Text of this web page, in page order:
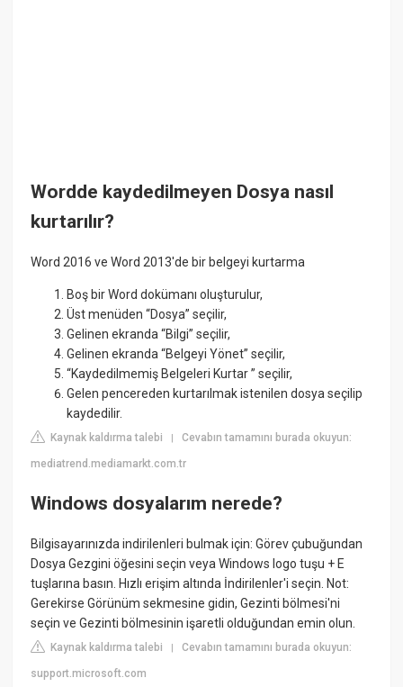
Wordde kaydedilmeyen Dosya nasıl
kurtarılır?
Word 2016 ve Word 2013'de bir belgeyi kurtarma
Boş bir Word dokümanı oluşturulur,
Üst menüden “Dosya” seçilir,
Gelinen ekranda “Bilgi” seçilir,
Gelinen ekranda “Belgeyi Yönet” seçilir,
“Kaydedilmemiş Belgeleri Kurtar ” seçilir,
Gelen pencereden kurtarılmak istenilen dosya seçilip
kaydedilir.
Kaynak kaldırma talebi |Cevabın tamamını burada okuyun:
mediatrend.mediamarkt.com.tr
Windows dosyalarım nerede?
Bilgisayarınızda indirilenleri bulmak için: Görev çubuğundan
Dosya Gezgini öğesini seçin veya Windows logo tuşu + E
tuşlarına basın. Hızlı erişim altında İndirilenler'i seçin. Not:
Gerekirse Görünüm sekmesine gidin, Gezinti bölmesi'ni
seçin ve Gezinti bölmesinin işaretli olduğundan emin olun.
Kaynak kaldırma talebi |Cevabın tamamını burada okuyun:
support.microsoft.com